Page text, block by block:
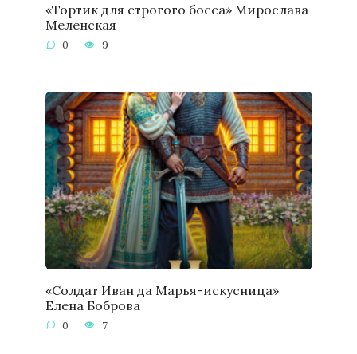
«Тортик для строгого босса» Мирослава
Меленская
0 9
«Солдат Иван да Марья-искусница»
Елена Боброва
0 7